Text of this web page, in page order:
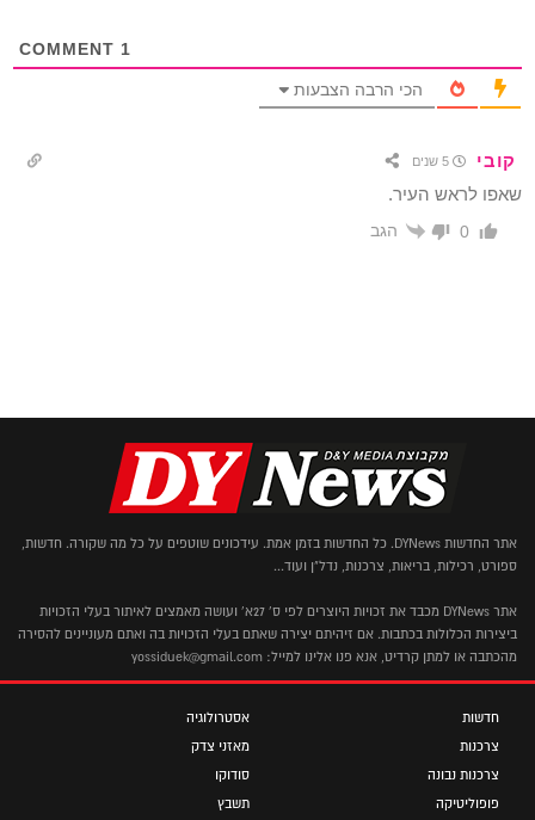
1
הכי הרבה הצבעות
קובי 5 שנים
שאפו לראש העיר.
0 הגב
אתר החדשות DYNews. כל החדשות בזמן אמת. עידכונים שוטפים על כל מה שקורה. חדשות,
ספורט, רכילות, בריאות, צרכנות, נדל"ן ועוד...
אתר DYNews מכבד את זכויות היוצרים לפי ס' 27א' ועושה מאמצים לאיתור בעלי הזכויות
ביצירות הכלולות בכתבות. אם זיהיתם יצירה שאתם בעלי הזכויות בה ואתם מעוניינים להסירה
מהכתבה או למתן קרדיט, אנא פנו אלינו למייל: yossiduek@gmail.com
חדשות
צרכנות
צרכנות נבונה
פופוליטיקה
אסטרולוגיה
מאזני צדק
סודוקו
תשבץ